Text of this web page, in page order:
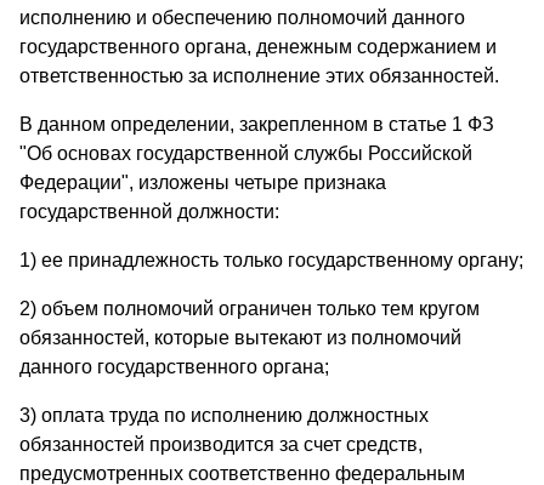
исполнению и обеспечению полномочий данного
государственного органа, денежным содержанием и
ответственностью за исполнение этих обязанностей.
В данном определении, закрепленном в статье 1 ФЗ
"Об основах государственной службы Российской
Федерации", изложены четыре признака
государственной должности:
1) ее принадлежность только государственному органу;
2) объем полномочий ограничен только тем кругом
обязанностей, которые вытекают из полномочий
данного государственного органа;
3) оплата труда по исполнению должностных
обязанностей производится за счет средств,
предусмотренных соответственно федеральным